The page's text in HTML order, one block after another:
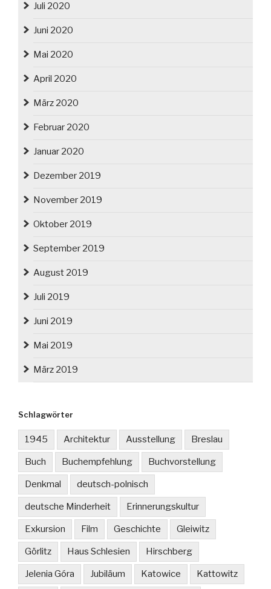
Juli 2020
Juni 2020
Mai 2020
April 2020
März 2020
Februar 2020
Januar 2020
Dezember 2019
November 2019
Oktober 2019
September 2019
August 2019
Juli 2019
Juni 2019
Mai 2019
März 2019
Schlagwörter
1945 Architektur Ausstellung Breslau
Buch Buchempfehlung Buchvorstellung
Denkmal deutsch-polnisch
deutsche Minderheit Erinnerungskultur
Exkursion Film Geschichte Gleiwitz
Görlitz Haus Schlesien Hirschberg
Jelenia Góra Jubiläum Katowice Kattowitz